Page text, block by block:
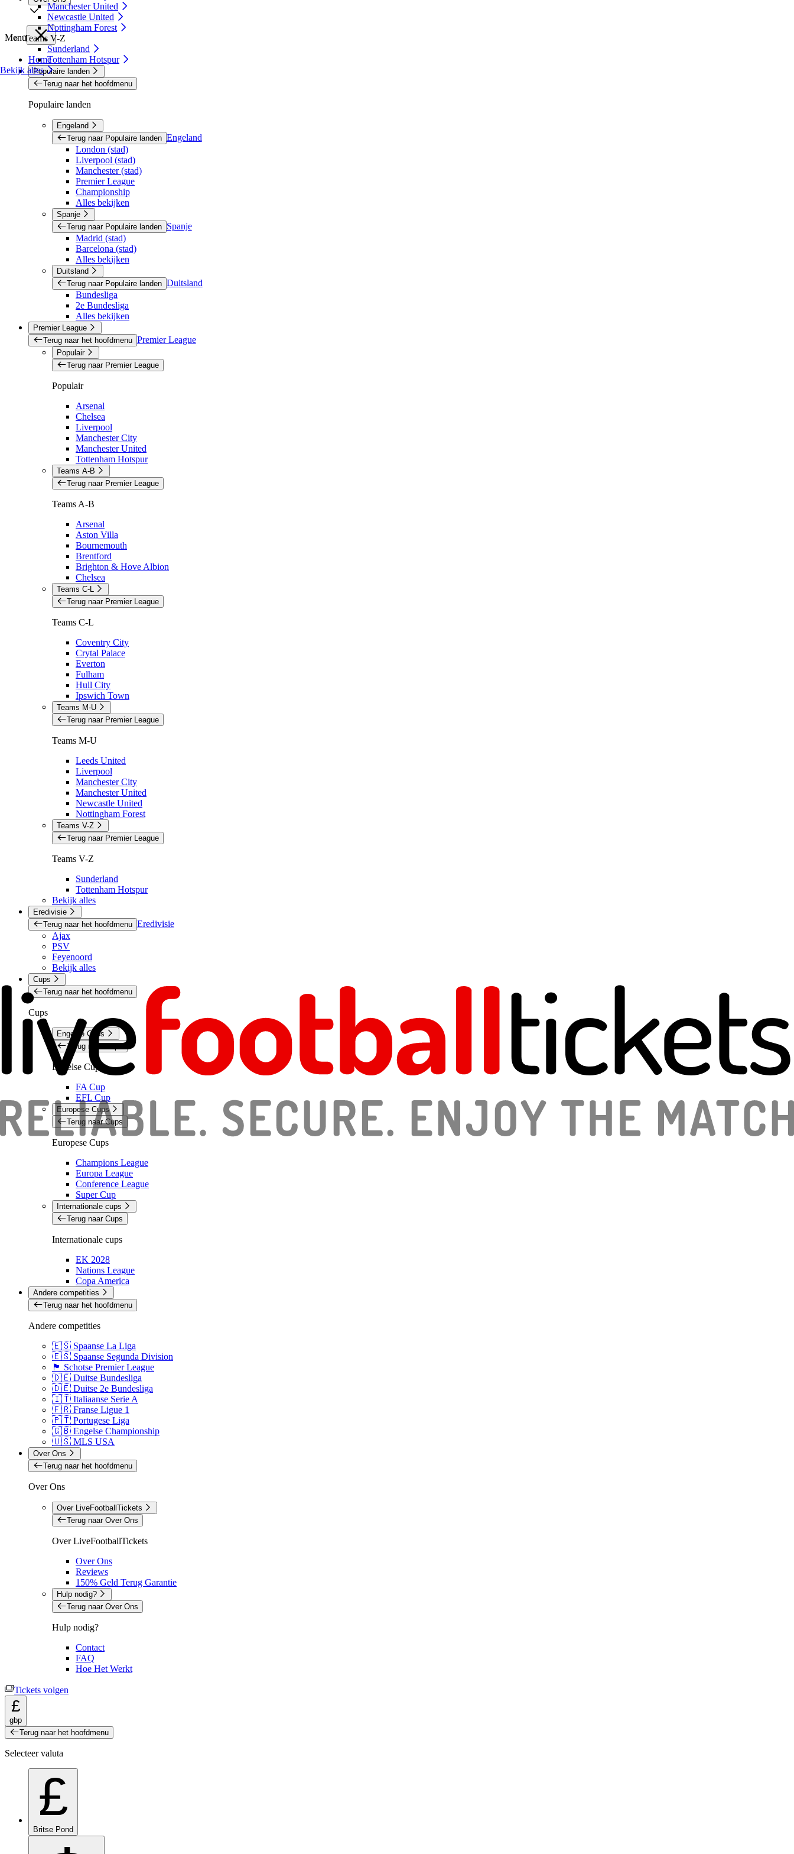
Manchester United
Newcastle United
Nottingham Forest
Teams V-Z
Sunderland
Tottenham Hotspur
Bekijk alles
Menu
Home
Populaire landen
Terug naar het hoofdmenu
Populaire landen
Engeland
Terug naar Populaire landen Engeland
London (stad)
Liverpool (stad)
Manchester (stad)
Premier League
Championship
Alles bekijken
Spanje
Terug naar Populaire landen
Spanje
Madrid (stad)
Barcelona (stad)
Alles bekijken
Duitsland
Terug naar Populaire landen Duitsland
Bundesliga
2e Bundesliga
Alles bekijken
Premier League
Terug naar het hoofdmenu Premier League
Populair
Terug naar Premier League
Populair
Arsenal
Chelsea
Liverpool
Manchester City
Manchester United
Tottenham Hotspur
Teams A-B
Terug naar Premier League
Teams A-B
Arsenal
Aston Villa
Bournemouth
Brentford
Brighton & Hove Albion
Chelsea
Teams C-L
Terug naar Premier League
Teams C-L
Coventry City
Crytal Palace
Everton
Fulham
Hull City
Ipswich Town
Teams M-U
Terug naar Premier League
Teams M-U
Leeds United
Liverpool
Manchester City
Manchester United
Newcastle United
Nottingham Forest
Teams V-Z
Terug naar Premier League
Teams V-Z
Sunderland
Tottenham Hotspur
Bekijk alles
Eredivisie
Terug naar het hoofdmenu Eredivisie
Ajax
PSV
Feyenoord
Bekijk alles
Cups
Terug naar het hoofdmenu
Cups
Engelse Cups
Terug naar Cups
Engelse Cups
FA Cup
EFL Cup
Europese Cups
Terug naar Cups
Europese Cups
Champions League
Europa League
Conference League
Super Cup
Internationale cups
Terug naar Cups
Internationale cups
EK 2028
Nations League
Copa America
Andere competities
Terug naar het hoofdmenu
Andere competities
🇪🇸 Spaanse La Liga
🇪🇸 Spaanse Segunda Division
🏴󠁧󠁢󠁳󠁣󠁴󠁿 Schotse Premier League
🇩🇪 Duitse Bundesliga
🇩🇪 Duitse 2e Bundesliga
🇮🇹 Italiaanse Serie A
🇫🇷 Franse Ligue 1
🇵🇹 Portugese Liga
🇬🇧 Engelse Championship
🇺🇸 MLS USA
Over Ons
Terug naar het hoofdmenu
Over Ons
Over LiveFootballTickets
Terug naar Over Ons
Over LiveFootballTickets
Over Ons
Reviews
150% Geld Terug Garantie
Hulp nodig?
Terug naar Over Ons
Hulp nodig?
Contact
FAQ
Hoe Het Werkt
Tickets volgen
£
gbp
Terug naar het hoofdmenu
Selecteer valuta
£
Britse Pond